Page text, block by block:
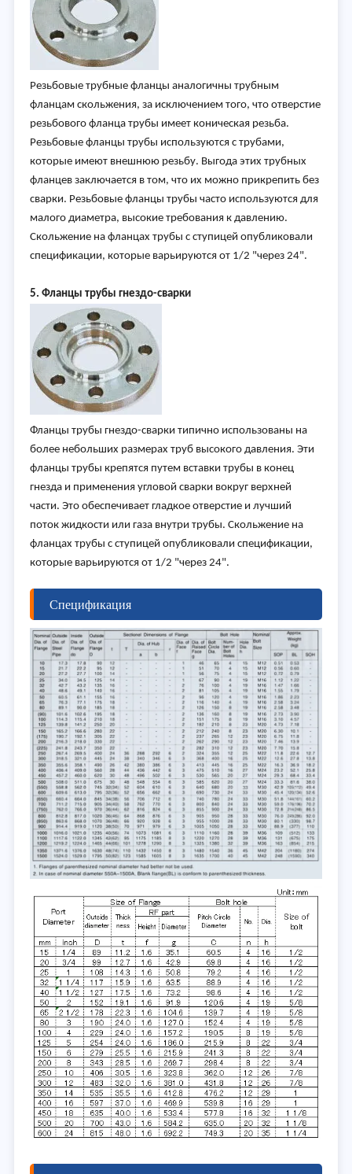
Резьбовые трубные фланцы аналогичны трубным
фланцам скольжения, за исключением того, что отверстие
резьбового фланца трубы имеет коническая резьба.
Резьбовые фланцы трубы используются с трубами,
которые имеют внешнюю резьбу. Выгода этих трубных
фланцев заключается в том, что их можно прикрепить без
сварки. Резьбовые фланцы трубы часто используются для
малого диаметра, высокие требования к давлению.
Скольжение на фланцах трубы с ступицей опубликовали
спецификации, которые варьируются от 1/2 "через 24".
5. Фланцы трубы гнездо-сварки
Фланцы трубы гнездо-сварки типично использованы на
более небольших размерах труб высокого давления. Эти
фланцы трубы крепятся путем вставки трубы в конец
гнезда и применения угловой сварки вокруг верхней
части. Это обеспечивает гладкое отверстие и лучший
поток жидкости или газа внутри трубы. Скольжение на
фланцах трубы с ступицей опубликовали спецификации,
которые варьируются от 1/2 "через 24".
Спецификация